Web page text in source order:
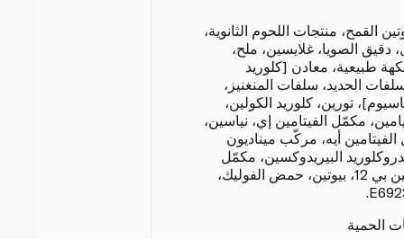
القمح، منتجات اللحوم الثانوية،
دقيق الصويا، غلايسين، ملح،
طبيعية، معادن [كلوريد
الحديد، سلفات المنغنيز،
تورين، كلوريد الكولين،
مكمّل الفيتامين إي، نياسين،
الفيتامين أيه، مركّب ميناديون
البيريدوكسين، مكمّل
الريبوفلافين، مكمّل الفيتامين بي 12، بيوتين، حمض الفوليك،
الحمية